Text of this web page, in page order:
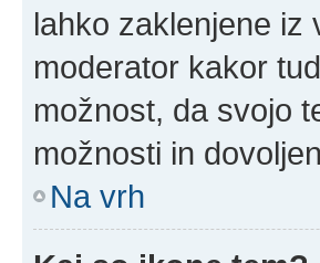
lahko zaklenjene iz
moderator kakor
možnost, da svojo
možnosti in
Na vrh